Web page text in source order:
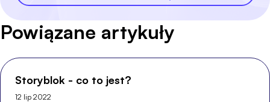
Powiązane artykuły
Storyblok - co to jest?
12 lip 2022